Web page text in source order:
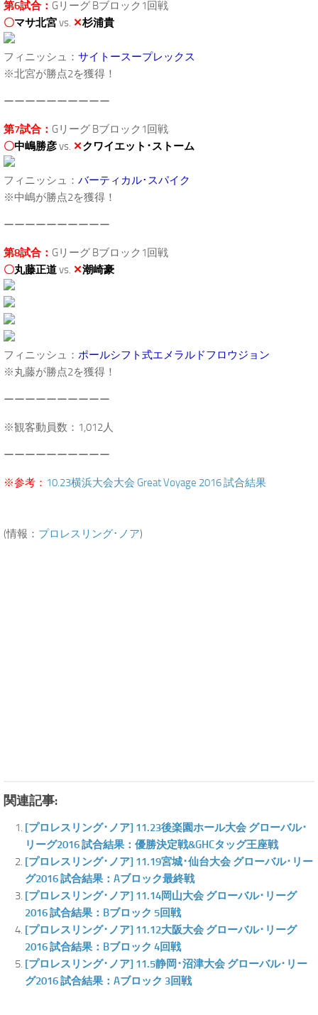
第6試合： Gリーグ Bブロック1回戦
〇マサ北宮vs. ✕杉浦貴
フィニッシュ： サイトースープレックス
※北宮が勝点2を獲得！
ーーーーーーーーーー
第7試合： Gリーグ Bブロック1回戦
〇中嶋勝彦vs. ✕クワイエット･ストーム
フィニッシュ： バーティカル･スパイク
※中嶋が勝点2を獲得！
ーーーーーーーーーー
第8試合： Gリーグ Bブロック1回戦
〇丸藤正道vs. ✕潮崎豪
フィニッシュ： ポールシフト式エメラルドフロウジョン
※丸藤が勝点2を獲得！
ーーーーーーーーーー
※観客動員数：1,012人
ーーーーーーーーーー
※参考： 10.23横浜大会大会 Great Voyage 2016 試合結果
(情報： プロレスリング･ノア)
関連記事:
[プロレスリング･ノア] 11.23後楽園ホール大会 グローバル･
リーグ2016 試合結果：優勝決定戦&GHCタッグ王座戦
[プロレスリング･ノア] 11.19宮城･仙台大会 グローバル･リー
グ2016 試合結果：Aブロック最終戦
[プロレスリング･ノア] 11.14岡山大会 グローバル･リーグ
2016 試合結果：Bブロック 5回戦
[プロレスリング･ノア] 11.12大阪大会 グローバル･リーグ
2016 試合結果：Bブロック 4回戦
[プロレスリング･ノア] 11.5静岡･沼津大会 グローバル･リー
グ2016 試合結果：Aブロック 3回戦